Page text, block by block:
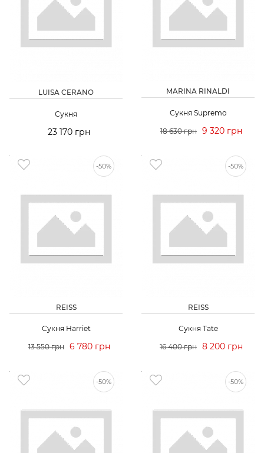
LUISA CERANO
Сукня
23 170 грн
MARINA RINALDI
Сукня Supremo
18 630 грн 9 320 грн
-50%
REISS
Сукня Harriet
13 550 грн 6 780 грн
-50%
REISS
Сукня Tate
16 400 грн 8 200 грн
-50% -50%